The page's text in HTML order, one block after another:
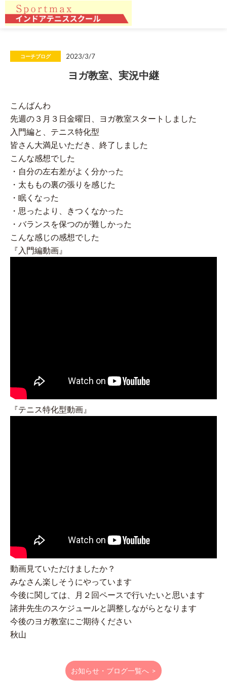
コーチブログ 2023/3/7
ヨガ教室、実況中継
こんばんわ
先週の３月３日金曜日、ヨガ教室スタートしました
入門編と、テニス特化型
皆さん大満足いただき、終了しました
こんな感想でした
・自分の左右差がよく分かった
・太ももの裏の張りを感じた
・眠くなった
・思ったより、きつくなかった
・バランスを保つのが難しかった
こんな感じの感想でした
『入門編動画』
『テニス特化型動画』
動画見ていただけましたか？
みなさん楽しそうにやっています
今後に関しては、月２回ペースで行いたいと思います
諸井先生のスケジュールと調整しながらとなります
今後のヨガ教室にご期待ください
秋山
お知らせ・ブログ一覧へ >